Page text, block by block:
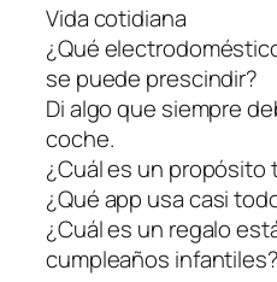
Vida cotidiana
¿Qué
se puede prescindir?
Di algo que siempre
coche.
¿Cuál es un propósito
¿Qué app usa casi
¿Cuál es un regalo
cumpleaños infantiles?